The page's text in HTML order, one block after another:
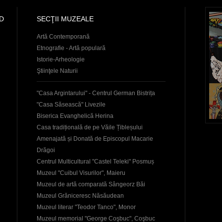
SECŢII MUZEALE
Artă Contemporană
Etnografie - Artă populară
Istorie-Arheologie
Ştiinţele Naturii
"Casa Argintarului" - Centrul German Bistrița
"Casa Săsească" Livezile
Biserica Evanghelică Herina
Casa tradițională de pe Văile Țibleșului
Amenajată și Donată de Episcopul Macarie
Drăgoi
Centrul Multicultural "Castel Teleki" Posmuș
Muzeul "Cuibul Visurilor", Maieru
Muzeul de artă comparată Sângeorz Băi
Muzeul Grăniceresc Năsăudean
Muzeul literar "Teodor Tanco", Monor
Muzeul memorial "George Coşbuc", Coşbuc